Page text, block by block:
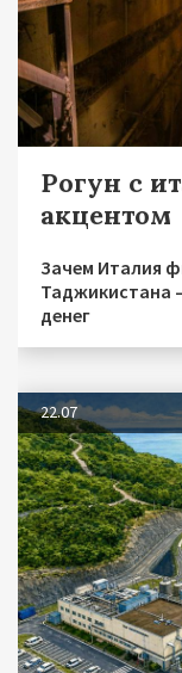
Рогун с
акцентом
Зачем Италия
Таджикистана
денег
22.07